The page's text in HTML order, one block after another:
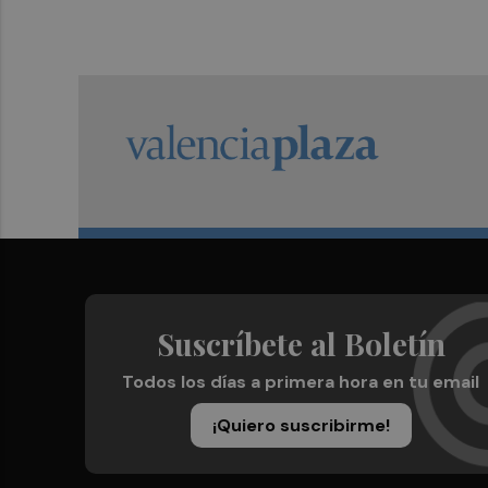
Suscríbete al Boletín
Todos los días a primera hora en tu email
¡Quiero suscribirme!